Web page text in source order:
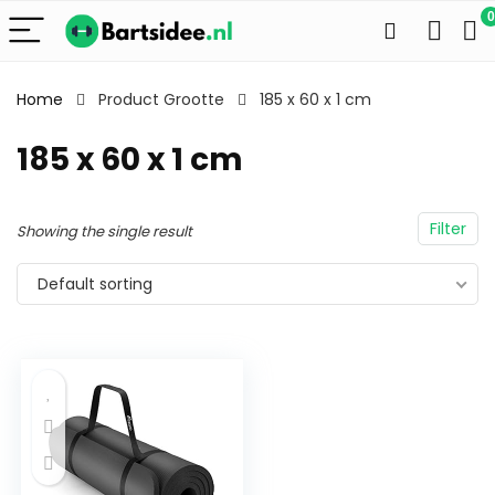
0
Home Product Grootte 185 x 60 x 1 cm
185 x 60 x 1 cm
Filter
Showing the single result
Default sorting